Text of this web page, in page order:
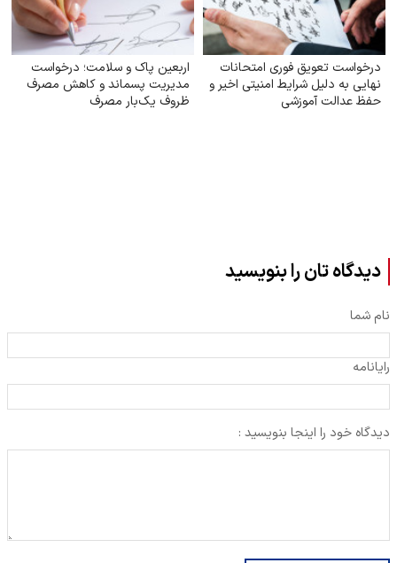
درخواست تعویق فوری امتحانات
نهایی به دلیل شرایط امنیتی اخیر و
حفظ عدالت آموزشی
اربعین پاک و سلامت؛ درخواست
مدیریت پسماند و کاهش مصرف
ظروف یک‌بار مصرف
دیدگاه تان را بنویسید
نام شما
رایانامه
دیدگاه خود را اینجا بنویسید :